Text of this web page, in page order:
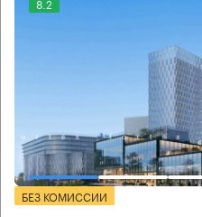
8.2
БЕЗ КОМИССИИ